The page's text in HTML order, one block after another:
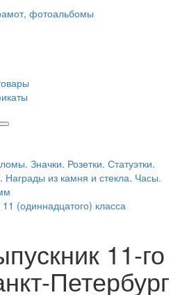
фотоальбомы
Значки. Розетки. Статуэтки.
Награды из камня и стекла. Часы.
(одиннадцатого) класса
11-го
Петербург